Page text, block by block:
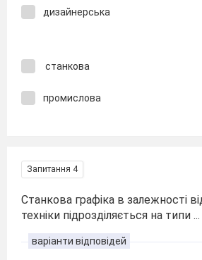
дизайнерська
станкова
промислова
Запитання 4
Станкова графіка в залежності
техніки підрозділяється на типи ...
варіанти відповідей